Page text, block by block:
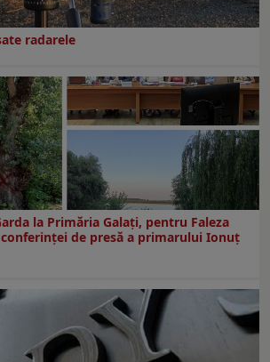
radarele
la Primăria Galaţi, pentru Faleza
de presă a primarului Ionuţ